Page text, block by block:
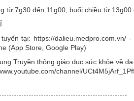
từ 7g30 đến 11g00, buổi chiều từ 13g00
tại: https://dalieu.medpro.com.vn/
(App Store, Google Play)
Truyền thông giáo dục sức khỏe về
channel/